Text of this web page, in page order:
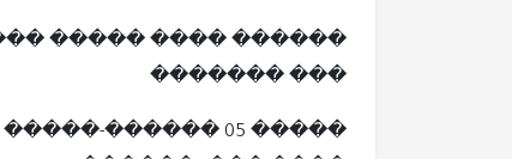
��� �������